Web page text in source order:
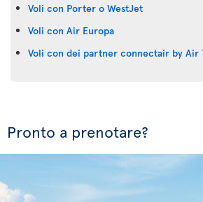
Voli con Porter o WestJet
Voli con Air Europa
Voli con dei partner connectair by Air
Pronto a prenotare?